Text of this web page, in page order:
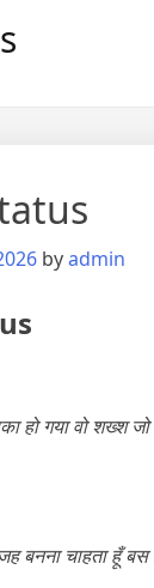
byadmin
हो गया वो शख्श जो
बनना चाहता हूँ